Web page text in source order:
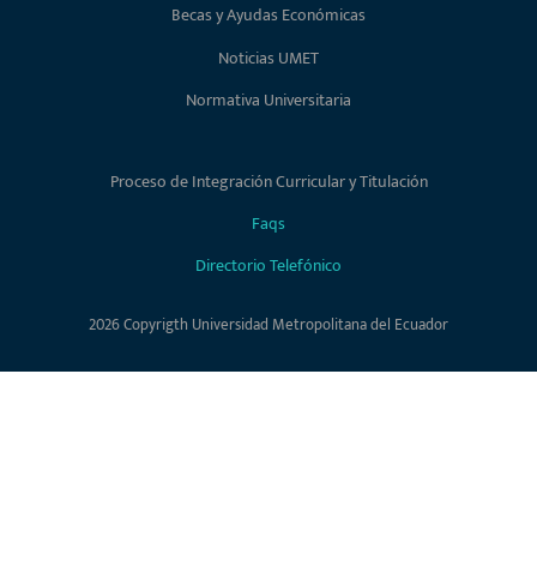
Becas y Ayudas Económicas
Noticias UMET
Normativa Universitaria
Proceso de Integración Curricular y Titulación
Faqs
Directorio Telefónico
2026 Copyrigth Universidad Metropolitana del Ecuador